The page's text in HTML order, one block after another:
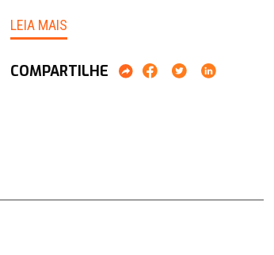
LEIA MAIS
COMPARTILHE